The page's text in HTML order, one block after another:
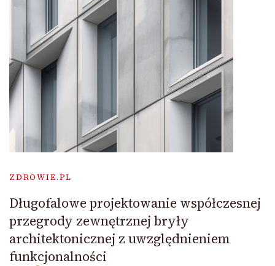
ZDROWIE.PL
Długofalowe projektowanie współczesnej
przegrody zewnętrznej bryły
architektonicznej z uwzględnieniem
funkcjonalności